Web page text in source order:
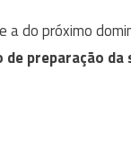
do próximo
de preparação da